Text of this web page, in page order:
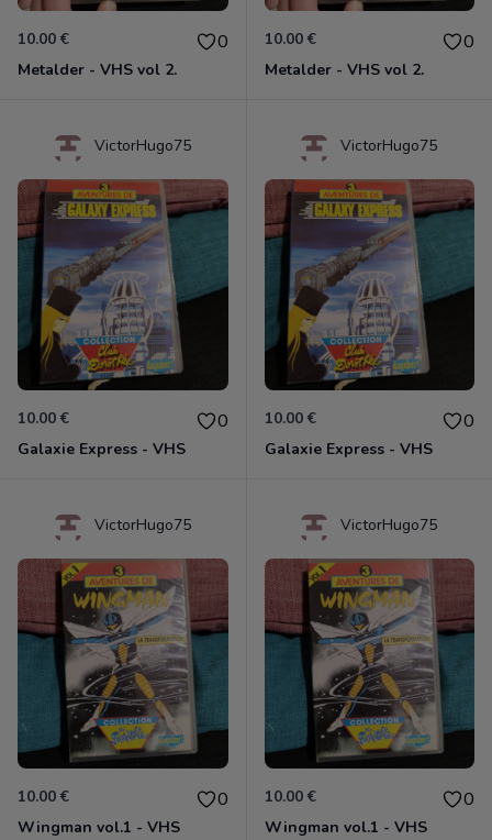
10.00 € 0
Metalder - VHS vol 2.
10.00 € 0
Metalder - VHS vol 2.
VictorHugo75
10.00 € 0
Galaxie Express - VHS
VictorHugo75
10.00 € 0
Galaxie Express - VHS
VictorHugo75
10.00 € 0
Wingman vol.1 - VHS
VictorHugo75
10.00 € 0
Wingman vol.1 - VHS